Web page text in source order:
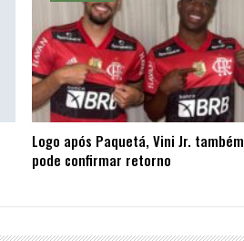
Logo após Paquetá, Vini Jr. também
pode confirmar retorno